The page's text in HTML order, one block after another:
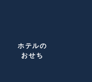
ホテルの
おせち